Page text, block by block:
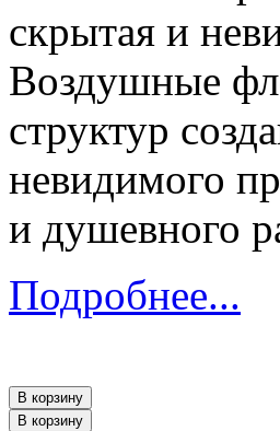
скрытая и
Воздушные
структур
невидимого
и душевного
Подробнее...
В корзину
В корзину